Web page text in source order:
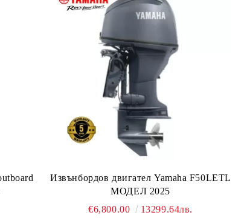
Извънбордов двигател Yamaha F50LETL
МОДЕЛ 2025
€6,800.00
13299.64лв.